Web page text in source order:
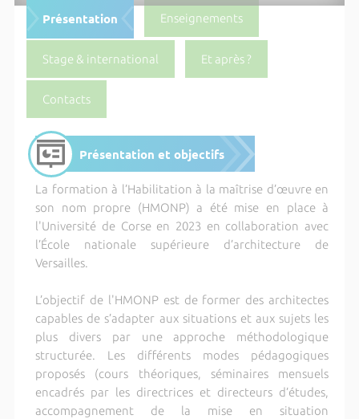
Présentation Enseignements
Stage & international Et après ?
Contacts
Présentation et objectifs
La formation à l’Habilitation à la maîtrise d’œuvre en
son nom propre (HMONP) a été mise en place à
l'Université de Corse en 2023 en collaboration avec
l’École nationale supérieure d’architecture de
Versailles.
L’objectif de l'HMONP est de former des architectes
capables de s’adapter aux situations et aux sujets les
plus divers par une approche méthodologique
structurée. Les différents modes pédagogiques
proposés (cours théoriques, séminaires mensuels
encadrés par les directrices et directeurs d’études,
accompagnement de la mise en situation